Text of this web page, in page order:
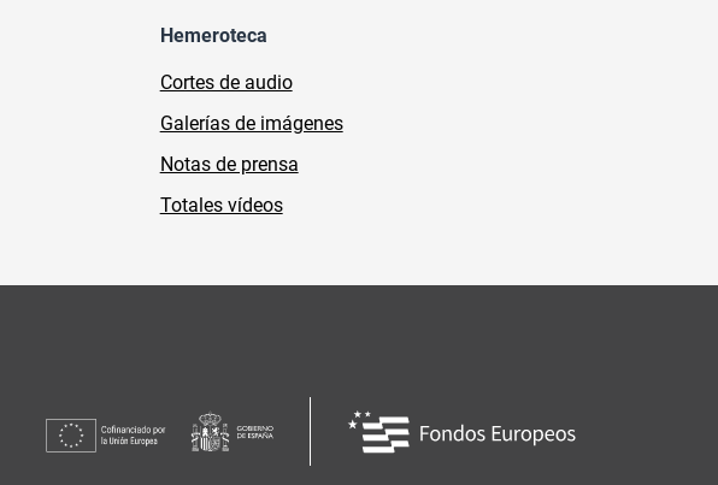
Hemeroteca
Cortes de audio
Galerías de imágenes
Notas de prensa
Totales vídeos